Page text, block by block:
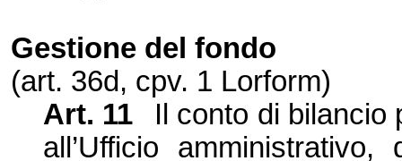
Gestione del fondo
(art. 36d, cpv. 1 Lorform)
Art. 11
Il conto di bilancio
all’Ufficio